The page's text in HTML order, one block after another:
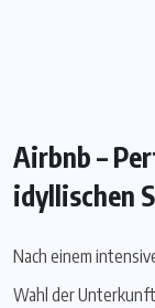
Airbnb –
idyllischen
Nach einem
Wahl der